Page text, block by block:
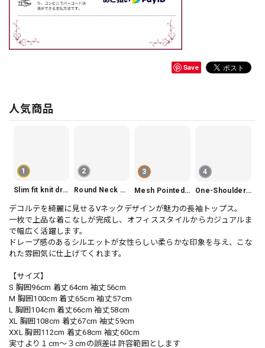
Save
人気商品
1
Slim fit knit dress(3color) V1330
2
Round Neck Tiered Sleeveless Dress V2290
3
Mesh Pointed Toe Pumps V165
4
One-Shoulder Slim-Fit Flattering Mermaid Skirt Dress V2295
デコルテを綺麗に見せるVネックデザインが魅力の長袖トップス。
一枚で上品な着こなしが完成し、オフィススタイルからカジュアルま
で幅広く活躍します。
ドレープ感のあるシルエットが女性らしい柔らかな印象を与え、こな
れた雰囲気に仕上げてくれます。
【サイズ】
S 胸囲96cm 着丈64cm 袖丈56cm
M 胸囲100cm 着丈65cm 袖丈57cm
L 胸囲104cm 着丈66cm 袖丈58cm
XL 胸囲108cm 着丈67cm 袖丈59cm
XXL 胸囲112cm 着丈68cm 袖丈60cm
実寸より１cm〜３cmの誤差は許容範囲とします